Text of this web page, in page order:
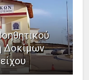
Δοκίμων